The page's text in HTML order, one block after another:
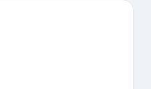
Teatro della Regina, o di